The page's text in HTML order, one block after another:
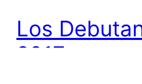
Los
2017